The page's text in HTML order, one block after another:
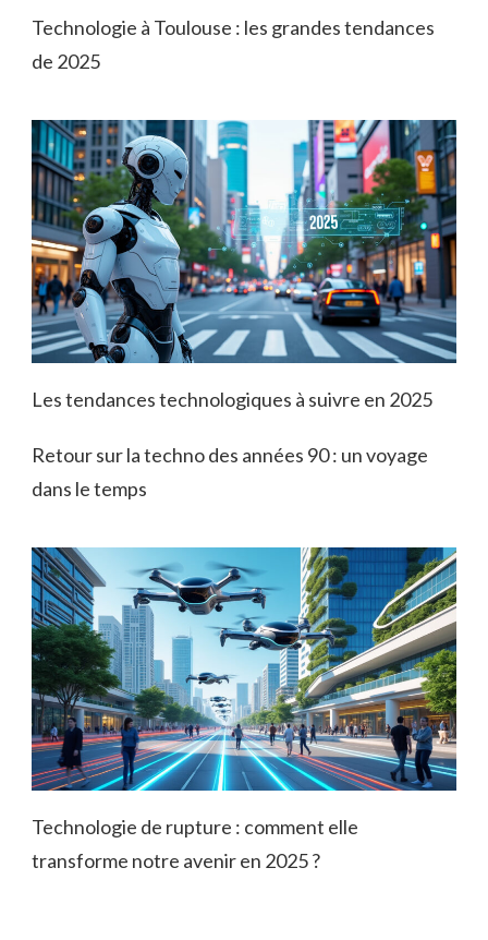
Technologie à Toulouse : les grandes tendances
de 2025
Les tendances technologiques à suivre en 2025
Retour sur la techno des années 90 : un voyage
dans le temps
Technologie de rupture : comment elle
transforme notre avenir en 2025 ?